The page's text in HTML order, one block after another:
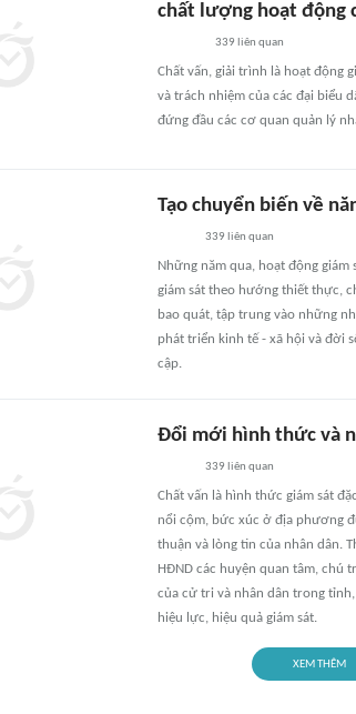
chất lượng hoạt động
339 liên quan
Chất vấn, giải trình là hoạt động
và trách nhiệm của các đại biểu
đứng đầu các cơ quan quản lý
Tạo chuyển biến về
339 liên quan
Những năm qua, hoạt động
giám sát theo hướng thiết thực,
bao quát, tập trung vào những
phát triển kinh tế - xã hội và đời
cập.
Đổi mới hình thức và
339 liên quan
Chất vấn là hình thức giám sát
nổi cộm, bức xúc ở địa phương
thuận và lòng tin của nhân dân.
HĐND các huyện quan tâm, chú
của cử tri và nhân dân trong
hiệu lực, hiệu quả giám sát.
XEM THÊM